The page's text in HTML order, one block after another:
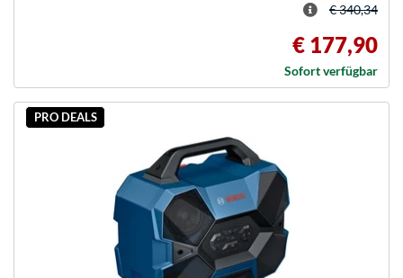
€ 340,34
€ 177,90
Sofort verfügbar
PRO DEALS